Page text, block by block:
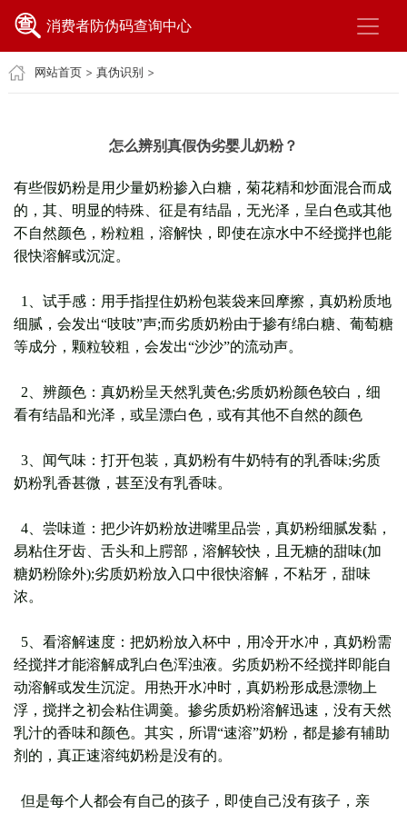
消费者防伪码查询中心
网站首页> 真伪识别 >
怎么辨别真假伪劣婴儿奶粉？
有些假奶粉是用少量奶粉掺入白糖，菊花精和炒面混合而成
的，其、明显的特殊、征是有结晶，无光泽，呈白色或其他
不自然颜色，粉粒粗，溶解快，即使在凉水中不经搅拌也能
很快溶解或沉淀。
1、试手感：用手指捏住奶粉包装袋来回摩擦，真奶粉质地
细腻，会发出“吱吱”声;而劣质奶粉由于掺有绵白糖、葡萄糖
等成分，颗粒较粗，会发出“沙沙”的流动声。
2、辨颜色：真奶粉呈天然乳黄色;劣质奶粉颜色较白，细
看有结晶和光泽，或呈漂白色，或有其他不自然的颜色
3、闻气味：打开包装，真奶粉有牛奶特有的乳香味;劣质
奶粉乳香甚微，甚至没有乳香味。
4、尝味道：把少许奶粉放进嘴里品尝，真奶粉细腻发黏，
易粘住牙齿、舌头和上腭部，溶解较快，且无糖的甜味(加
糖奶粉除外);劣质奶粉放入口中很快溶解，不粘牙，甜味
浓。
5、看溶解速度：把奶粉放入杯中，用冷开水冲，真奶粉需
经搅拌才能溶解成乳白色浑浊液。劣质奶粉不经搅拌即能自
动溶解或发生沉淀。用热开水冲时，真奶粉形成悬漂物上
浮，搅拌之初会粘住调羹。掺劣质奶粉溶解迅速，没有天然
乳汁的香味和颜色。其实，所谓“速溶”奶粉，都是掺有辅助
剂的，真正速溶纯奶粉是没有的。
但是每个人都会有自己的孩子，即使自己没有孩子，亲